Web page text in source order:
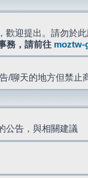
歡迎提出。請勿於
務，請前往 moztw-
/聊天的地方但禁止
公告，與相關建議